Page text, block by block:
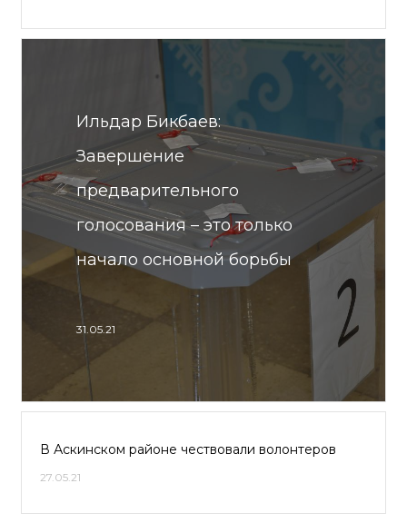
Ильдар Бикбаев:
Завершение
предварительного
голосования – это только
начало основной борьбы
31.05.21
В Аскинском районе чествовали волонтеров
27.05.21